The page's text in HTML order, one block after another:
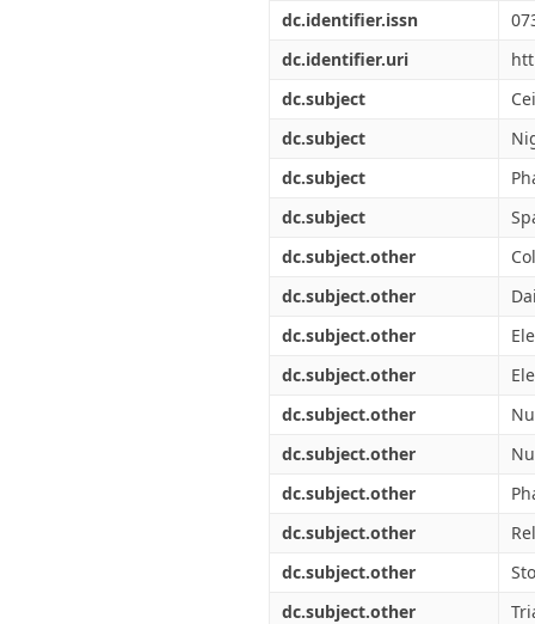
dc.identifier.issn
dc.identifier.uri
dc.subject
dc.subject
dc.subject
dc.subject
dc.subject.other
dc.subject.other
dc.subject.other
dc.subject.other
dc.subject.other
dc.subject.other
dc.subject.other
dc.subject.other
dc.subject.other
dc.subject.other